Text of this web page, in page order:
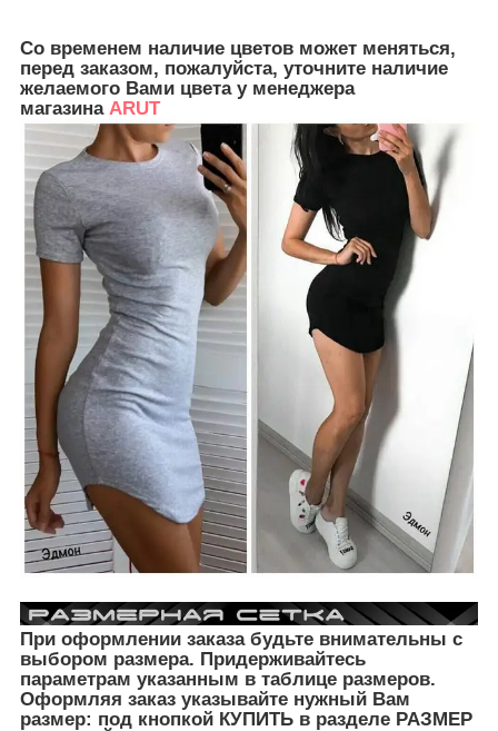
Со временем наличие цветов может меняться,
перед заказом, пожалуйста, уточните наличие
желаемого Вами цвета у менеджера
магазина ARUT
При оформлении заказа будьте внимательны с
выбором размера. Придерживайтесь
параметрам указанным в таблице размеров.
Оформляя заказ указывайте нужный Вам
размер: под кнопкой КУПИТЬ в разделе РАЗМЕР